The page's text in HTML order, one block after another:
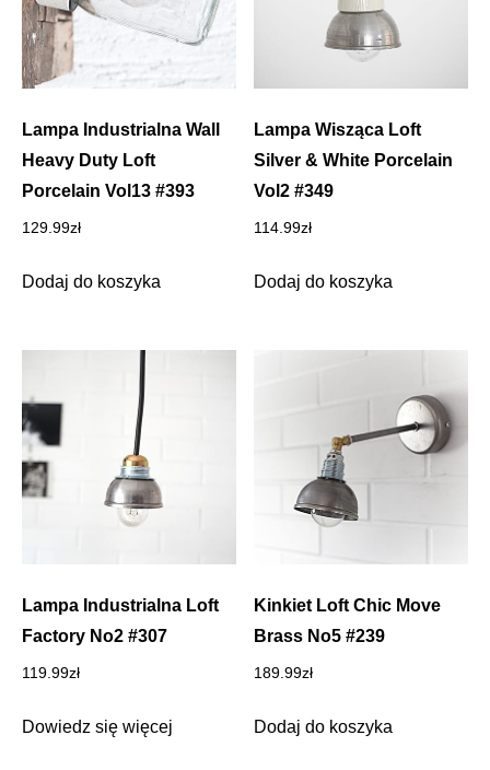
Lampa Industrialna Wall
Heavy Duty Loft
Porcelain Vol13 #393
129.99zł
Dodaj do koszyka
Lampa Wisząca Loft
Silver & White Porcelain
Vol2 #349
114.99zł
Dodaj do koszyka
Lampa Industrialna Loft
Factory No2 #307
119.99zł
Dowiedz się więcej
Kinkiet Loft Chic Move
Brass No5 #239
189.99zł
Dodaj do koszyka